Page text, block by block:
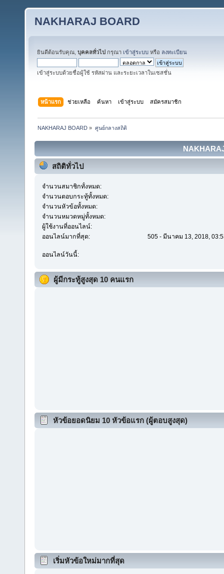
NAKHARAJ BOARD
ยินดีต้อนรับคุณ, บุคคลทั่วไป กรุณา เข้าสู่ระบบ หรือ ลงทะเบียน
เข้าสู่ระบบด้วยชื่อผู้ใช้ รหัสผ่าน และระยะเวลาในเซสชั่น
หน้าแรก ช่วยเหลือ ค้นหา เข้าสู่ระบบ สมัครสมาชิก
NAKHARAJ BOARD » ศูนย์กลางสถิติ
สถิติทั่วไป
จำนวนสมาชิกทั้งหมด:
จำนวนตอบกระทู้ทั้งหมด:
จำนวนหัวข้อทั้งหมด:
จำนวนหมวดหมู่ทั้งหมด:
ผู้ใช้งานที่ออนไลน์:
ออนไลน์มากที่สุด:
505 - มีนาคม 13, 2018,
ออนไลน์วันนี้:
ผู้มีกระทู้สูงสุด 10 คนแรก
หัวข้อยอดนิยม 10 หัวข้อแรก (ผู้ตอบสูงสุด)
เริ่มหัวข้อใหม่มากที่สุด